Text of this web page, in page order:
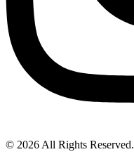
© 2026 All Rights Reserved.